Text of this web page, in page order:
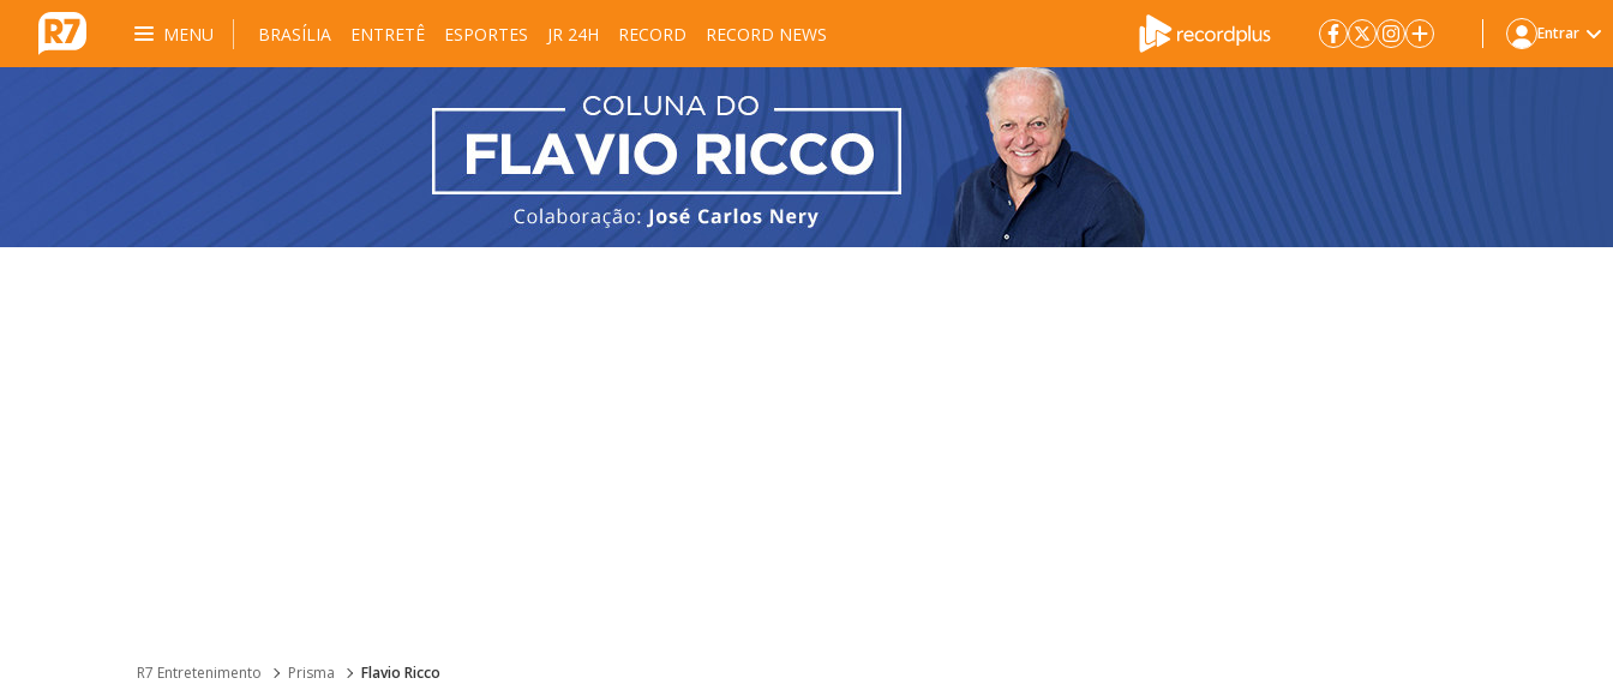
MENU BRASÍLIA ENTRETÊ ESPORTES JR 24H RECORD RECORD NEWS Entrar
R7 Entretenimento Prisma Flavio Ricco